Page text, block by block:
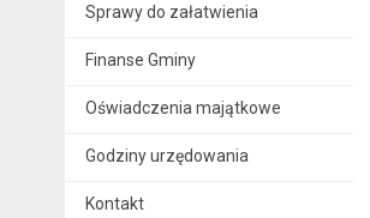
Sprawy do załatwienia
Finanse Gminy
Oświadczenia majątkowe
Godziny urzędowania
Kontakt